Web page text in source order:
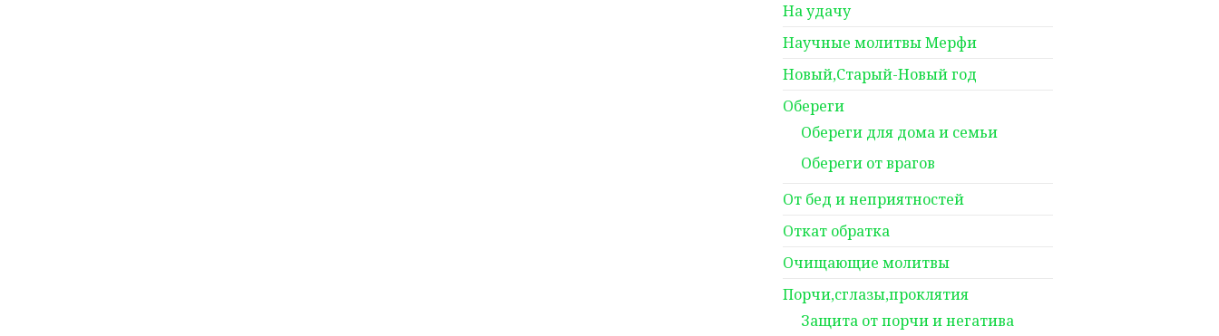
На удачу
Научные молитвы Мерфи
Новый,Старый-Новый год
Обереги
Обереги для дома и семьи
Обереги от врагов
От бед и неприятностей
Откат обратка
Очищающие молитвы
Порчи,сглазы,проклятия
Защита от порчи и негатива